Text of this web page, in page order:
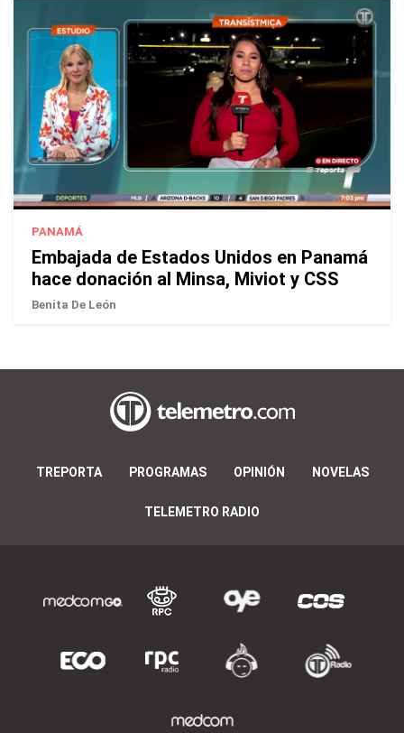
PANAMÁ
Embajada de Estados Unidos en Panamá
hace donación al Minsa, Miviot y CSS
Benita De León
TREPORTA PROGRAMAS OPINIÓN NOVELAS
TELEMETRO RADIO